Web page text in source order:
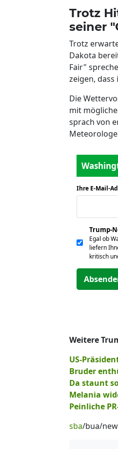
Trotz
seiner
Trotz
Dakota
Fair"
zeigen,
Die
mit
sprach von
Ihre E-Mail-
Trump-
Egal ob
liefern
kritisch
Weitere
US-
Bruder
Da staunt
Melania
Peinliche
sba/bua/